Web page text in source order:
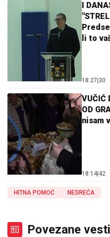
I
li to
18:27 30
VUČIĆ
OD
nisam
18:14 42
HITNA POMOĆ NESREĆA
Povezane vesti